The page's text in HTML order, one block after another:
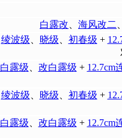
白露改
海风改二
绫波级
晓级 初春级 +
白露级 改白露级 + 12.7cm
绫波级 晓级 初春级 +
白露级 改白露级 + 12.7cm